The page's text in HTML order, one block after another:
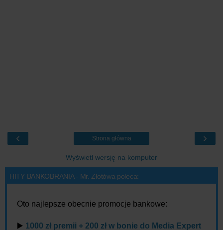
‹ ›
Strona główna
Wyświetl wersję na komputer
HITY BANKOBRANIA - Mr. Złotówa poleca:
Oto najlepsze obecnie promocje bankowe:
▶️ 1000 zł premii + 200 zł w bonie do Media Expert